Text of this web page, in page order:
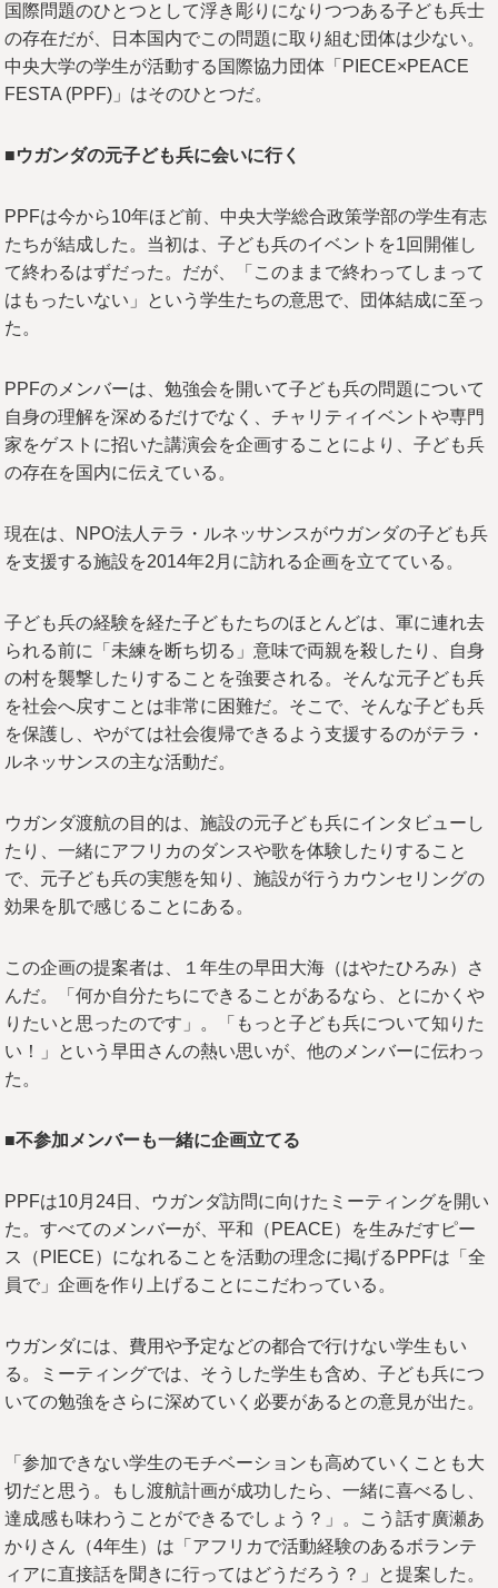
国際問題のひとつとして浮き彫りになりつつある子ども兵士
の存在だが、日本国内でこの問題に取り組む団体は少ない。
中央大学の学生が活動する国際協力団体「PIECE×PEACE
FESTA (PPF)」はそのひとつだ。
■ウガンダの元子ども兵に会いに行く
PPFは今から10年ほど前、中央大学総合政策学部の学生有志
たちが結成した。当初は、子ども兵のイベントを1回開催し
て終わるはずだった。だが、「このままで終わってしまって
はもったいない」という学生たちの意思で、団体結成に至っ
た。
PPFのメンバーは、勉強会を開いて子ども兵の問題について
自身の理解を深めるだけでなく、チャリティイベントや専門
家をゲストに招いた講演会を企画することにより、子ども兵
の存在を国内に伝えている。
現在は、NPO法人テラ・ルネッサンスがウガンダの子ども兵
を支援する施設を2014年2月に訪れる企画を立てている。
子ども兵の経験を経た子どもたちのほとんどは、軍に連れ去
られる前に「未練を断ち切る」意味で両親を殺したり、自身
の村を襲撃したりすることを強要される。そんな元子ども兵
を社会へ戻すことは非常に困難だ。そこで、そんな子ども兵
を保護し、やがては社会復帰できるよう支援するのがテラ・
ルネッサンスの主な活動だ。
ウガンダ渡航の目的は、施設の元子ども兵にインタビューし
たり、一緒にアフリカのダンスや歌を体験したりすること
で、元子ども兵の実態を知り、施設が行うカウンセリングの
効果を肌で感じることにある。
この企画の提案者は、１年生の早田大海（はやたひろみ）さ
んだ。「何か自分たちにできることがあるなら、とにかくや
りたいと思ったのです」。「もっと子ども兵について知りた
い！」という早田さんの熱い思いが、他のメンバーに伝わっ
た。
■不参加メンバーも一緒に企画立てる
PPFは10月24日、ウガンダ訪問に向けたミーティングを開い
た。すべてのメンバーが、平和（PEACE）を生みだすピー
ス（PIECE）になれることを活動の理念に掲げるPPFは「全
員で」企画を作り上げることにこだわっている。
ウガンダには、費用や予定などの都合で行けない学生もい
る。ミーティングでは、そうした学生も含め、子ども兵につ
いての勉強をさらに深めていく必要があるとの意見が出た。
「参加できない学生のモチベーションも高めていくことも大
切だと思う。もし渡航計画が成功したら、一緒に喜べるし、
達成感も味わうことができるでしょう？」。こう話す廣瀬あ
かりさん（4年生）は「アフリカで活動経験のあるボランテ
ィアに直接話を聞きに行ってはどうだろう？」と提案した。